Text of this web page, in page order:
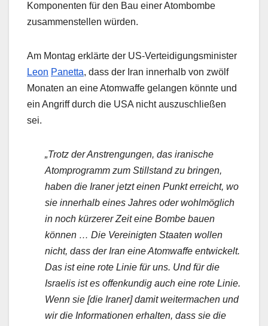
Komponenten für den Bau einer Atombombe
zusammenstellen würden.
Am Montag erklärte der US-Verteidigungsminister
Leon Panetta, dass der Iran innerhalb von zwölf
Monaten an eine Atomwaffe gelangen könnte und
ein Angriff durch die USA nicht auszuschließen
sei.
„Trotz der Anstrengungen, das iranische
Atomprogramm zum Stillstand zu bringen,
haben die Iraner jetzt einen Punkt erreicht, wo
sie innerhalb eines Jahres oder wohlmöglich
in noch kürzerer Zeit eine Bombe bauen
können … Die Vereinigten Staaten wollen
nicht, dass der Iran eine Atomwaffe entwickelt.
Das ist eine rote Linie für uns. Und für die
Israelis ist es offenkundig auch eine rote Linie.
Wenn sie [die Iraner] damit weitermachen und
wir die Informationen erhalten, dass sie die